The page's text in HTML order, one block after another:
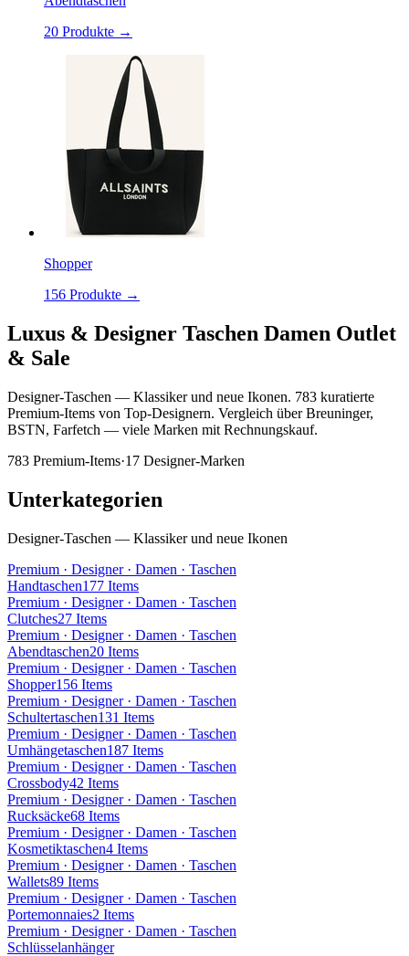
20 Produkte →
Shopper
156 Produkte →
Luxus & Designer Taschen Damen Outlet
& Sale
Designer-Taschen — Klassiker und neue Ikonen. 783 kuratierte
Premium-Items von Top-Designern. Vergleich über Breuninger,
BSTN, Farfetch — viele Marken mit Rechnungskauf.
783 Premium-Items·17 Designer-Marken
Unterkategorien
Designer-Taschen — Klassiker und neue Ikonen
Premium · Designer · Damen · Taschen
Handtaschen177 Items
Premium · Designer · Damen · Taschen
Clutches27 Items
Premium · Designer · Damen · Taschen
Abendtaschen20 Items
Premium · Designer · Damen · Taschen
Shopper156 Items
Premium · Designer · Damen · Taschen
Schultertaschen131 Items
Premium · Designer · Damen · Taschen
Umhängetaschen187 Items
Premium · Designer · Damen · Taschen
Crossbody42 Items
Premium · Designer · Damen · Taschen
Rucksäcke68 Items
Premium · Designer · Damen · Taschen
Kosmetiktaschen4 Items
Premium · Designer · Damen · Taschen
Wallets89 Items
Premium · Designer · Damen · Taschen
Portemonnaies2 Items
Premium · Designer · Damen · Taschen
Schlüsselanhänger